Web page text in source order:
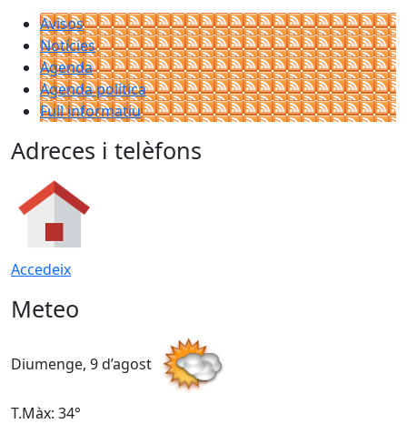
Avisos
Notícies
Agenda
Agenda política
Full informatiu
Adreces i telèfons
Accedeix
Meteo
Diumenge, 9 d’agost
T.Màx: 34°